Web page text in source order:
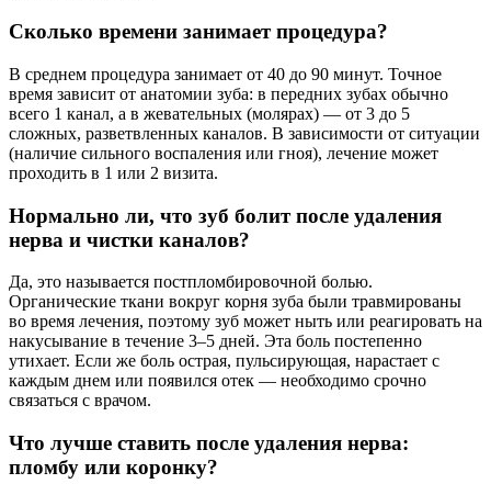
Сколько времени занимает процедура?
В среднем процедура занимает от 40 до 90 минут. Точное
время зависит от анатомии зуба: в передних зубах обычно
всего 1 канал, а в жевательных (молярах) — от 3 до 5
сложных, разветвленных каналов. В зависимости от ситуации
(наличие сильного воспаления или гноя), лечение может
проходить в 1 или 2 визита.
Нормально ли, что зуб болит после удаления
нерва и чистки каналов?
Да, это называется постпломбировочной болью.
Органические ткани вокруг корня зуба были травмированы
во время лечения, поэтому зуб может ныть или реагировать на
накусывание в течение 3–5 дней. Эта боль постепенно
утихает. Если же боль острая, пульсирующая, нарастает с
каждым днем или появился отек — необходимо срочно
связаться с врачом.
Что лучше ставить после удаления нерва:
пломбу или коронку?